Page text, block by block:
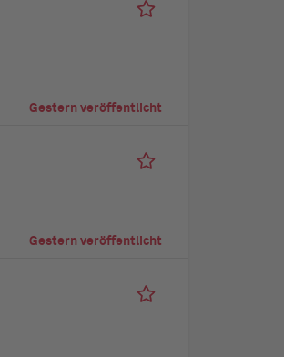
Gestern veröffentlicht
Gestern veröffentlicht